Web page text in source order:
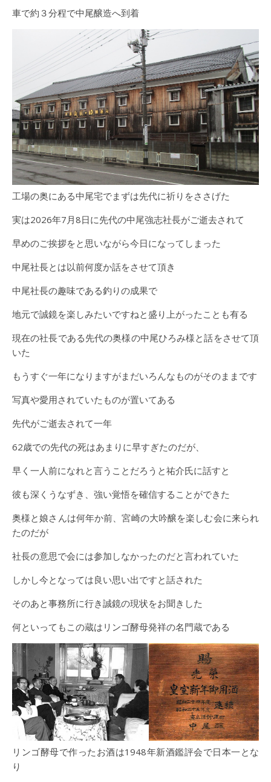
車で約３分程で中尾醸造へ到着
工場の奥にある中尾宅でまずは先代に祈りをささげた
実は2026年7月8日に先代の中尾強志社長がご逝去されて
早めのご挨拶をと思いながら今日になってしまった
中尾社長とは以前何度か話をさせて頂き
中尾社長の趣味である釣りの成果で
地元で誠鏡を楽しみたいですねと盛り上がったことも有る
現在の社長である先代の奥様の中尾ひろみ様と話をさせて頂
いた
もうすぐ一年になりますがまだいろんなものがそのままです
写真や愛用されていたものが置いてある
先代がご逝去されて一年
62歳での先代の死はあまりに早すぎたのだが、
早く一人前になれと言うことだろうと祐介氏に話すと
彼も深くうなずき、強い覚悟を確信することができた
奥様と娘さんは何年か前、宮崎の大吟醸を楽しむ会に来られ
たのだが
社長の意思で会には参加しなかったのだと言われていた
しかし今となっては良い思い出ですと話された
そのあと事務所に行き誠鏡の現状をお聞きした
何といってもこの蔵はリンゴ酵母発祥の名門蔵である
リンゴ酵母で作ったお酒は1948年新酒鑑評会で日本一とな
り